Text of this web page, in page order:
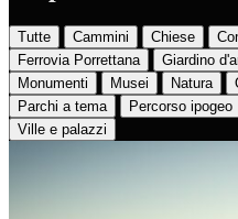
Tutte Cammini Chiese
Ferrovia Porrettana
Giardino
Monumenti
Musei Natura
Parchi a tema
Percorso ipogeo
Ville e palazzi